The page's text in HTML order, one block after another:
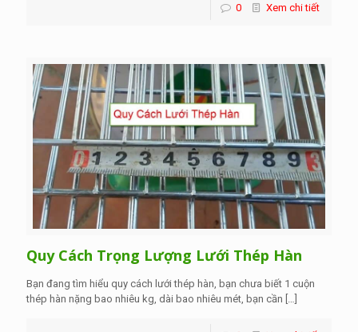
0 Xem chi tiết
Quy Cách Trọng Lượng Lưới Thép Hàn
Bạn đang tìm hiểu quy cách lưới thép hàn, bạn chưa biết 1 cuộn
thép hàn nặng bao nhiêu kg, dài bao nhiêu mét, bạn cần